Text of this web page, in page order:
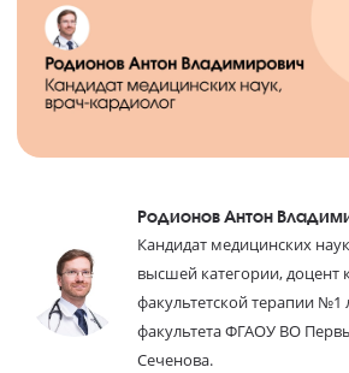
Родионов Антон
Кандидат медицинских
высшей категории, доцент
факультетской терапии №1
факультета ФГАОУ ВО
Сеченова.